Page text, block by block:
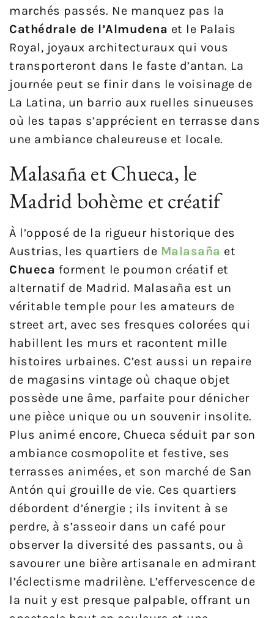
marchés passés. Ne manquez pas la
Cathédrale de l’Almudena et le Palais
Royal, joyaux architecturaux qui vous
transporteront dans le faste d’antan. La
journée peut se finir dans le voisinage de
La Latina, un barrio aux ruelles sinueuses
où les tapas s’apprécient en terrasse dans
une ambiance chaleureuse et locale.
Malasaña et Chueca, le
Madrid bohème et créatif
À l’opposé de la rigueur historique des
Austrias, les quartiers de Malasaña et
Chueca forment le poumon créatif et
alternatif de Madrid. Malasaña est un
véritable temple pour les amateurs de
street art, avec ses fresques colorées qui
habillent les murs et racontent mille
histoires urbaines. C’est aussi un repaire
de magasins vintage où chaque objet
possède une âme, parfaite pour dénicher
une pièce unique ou un souvenir insolite.
Plus animé encore, Chueca séduit par son
ambiance cosmopolite et festive, ses
terrasses animées, et son marché de San
Antón qui grouille de vie. Ces quartiers
débordent d’énergie ; ils invitent à se
perdre, à s’asseoir dans un café pour
observer la diversité des passants, ou à
savourer une bière artisanale en admirant
l’éclectisme madrilène. L’effervescence de
la nuit y est presque palpable, offrant un